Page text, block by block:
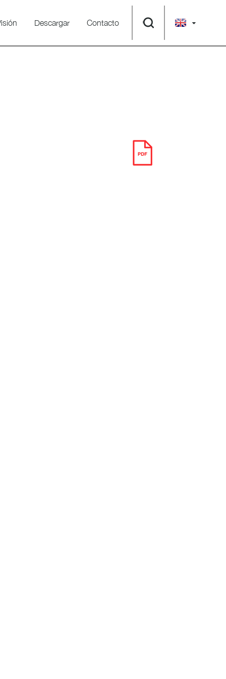
Descargar Contacto